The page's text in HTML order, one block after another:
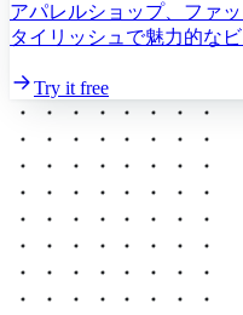
アパレルショップ、ファ
タイリッシュで魅力的な
Try it free